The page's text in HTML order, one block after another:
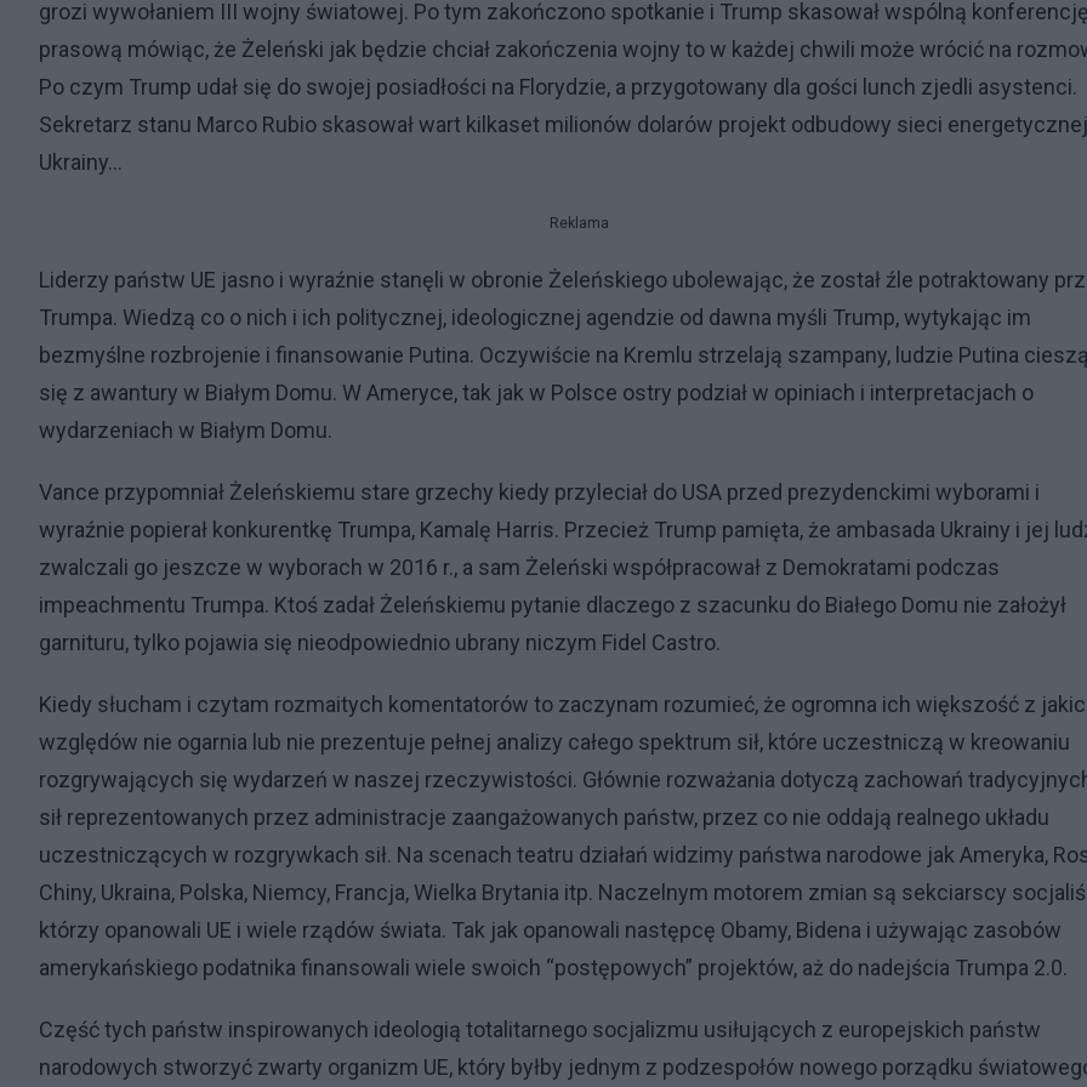
grozi wywołaniem III wojny światowej. Po tym zakończono spotkanie i Trump skasował wspólną konferencję
prasową mówiąc, że Żeleński jak będzie chciał zakończenia wojny to w każdej chwili może wrócić na
Po czym Trump udał się do swojej posiadłości na Florydzie, a przygotowany dla gości lunch zjedli asystenci.
Sekretarz stanu Marco Rubio skasował wart kilkaset milionów dolarów projekt odbudowy sieci energetycznej
Ukrainy…
Reklama
Liderzy państw UE jasno i wyraźnie stanęli w obronie Żeleńskiego ubolewając, że został źle potraktowany
Trumpa. Wiedzą co o nich i ich politycznej, ideologicznej agendzie od dawna myśli Trump, wytykając im
bezmyślne rozbrojenie i finansowanie Putina. Oczywiście na Kremlu strzelają szampany, ludzie Putina cieszą
się z awantury w Białym Domu. W Ameryce, tak jak w Polsce ostry podział w opiniach i interpretacjach o
wydarzeniach w Białym Domu.
Vance przypomniał Żeleńskiemu stare grzechy kiedy przyleciał do USA przed prezydenckimi wyborami i
wyraźnie popierał konkurentkę Trumpa, Kamalę Harris. Przecież Trump pamięta, że ambasada Ukrainy i jej
zwalczali go jeszcze w wyborach w 2016 r., a sam Żeleński współpracował z Demokratami podczas
impeachmentu Trumpa. Ktoś zadał Żeleńskiemu pytanie dlaczego z szacunku do Białego Domu nie założył
garnituru, tylko pojawia się nieodpowiednio ubrany niczym Fidel Castro.
Kiedy słucham i czytam rozmaitych komentatorów to zaczynam rozumieć, że ogromna ich większość z
względów nie ogarnia lub nie prezentuje pełnej analizy całego spektrum sił, które uczestniczą w kreowaniu
rozgrywających się wydarzeń w naszej rzeczywistości. Głównie rozważania dotyczą zachowań
sił reprezentowanych przez administracje zaangażowanych państw, przez co nie oddają realnego układu
uczestniczących w rozgrywkach sił. Na scenach teatru działań widzimy państwa narodowe jak Ameryka,
Chiny, Ukraina, Polska, Niemcy, Francja, Wielka Brytania itp. Naczelnym motorem zmian są sekciarscy
którzy opanowali UE i wiele rządów świata. Tak jak opanowali następcę Obamy, Bidena i używając zasobów
amerykańskiego podatnika finansowali wiele swoich “postępowych” projektów, aż do nadejścia Trumpa 2.0.
Część tych państw inspirowanych ideologią totalitarnego socjalizmu usiłujących z europejskich państw
narodowych stworzyć zwarty organizm UE, który byłby jednym z podzespołów nowego porządku